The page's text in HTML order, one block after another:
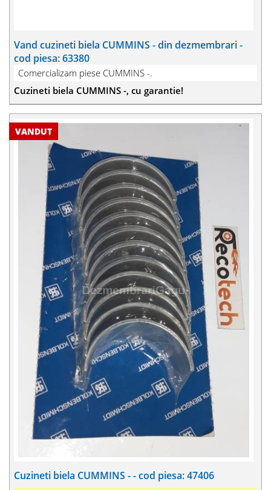
Vand cuzineti biela CUMMINS - din dezmembrari -
cod piesa: 63380
Comercializam piese CUMMINS -.
Cuzineti biela CUMMINS -, cu garantie!
Cuzineti biela CUMMINS - - cod piesa: 47406